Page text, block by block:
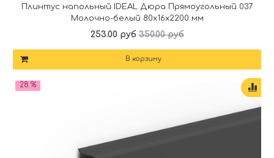
Плинтус напольный IDEAL Дюра Прямоугольный 037
Молочно-белый 80x16x2200 мм
253.00 руб 350.00 руб
В корзину
28 %